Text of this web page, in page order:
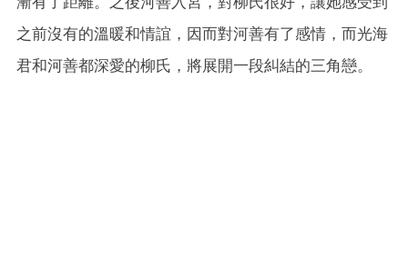
之前沒有的溫暖和情誼，因而對河善有了感情，而光海
君和河善都深愛的柳氏，將展開一段糾結的三角戀。